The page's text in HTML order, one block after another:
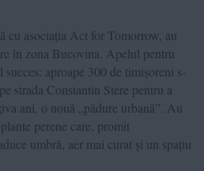
cu asociația Act for Tomorrow, au
în zona Bucovina. Apelul pentru
aproape 300 de timișoreni s-
strada Constantin Stere pentru a
ani, o nouă „pădure urbană”. Au
perene care, promit
umbră, aer mai curat și un spațiu